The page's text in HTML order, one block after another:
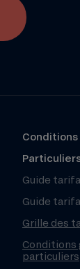
Guide
Guide
Grille des
Conditions
particuliers